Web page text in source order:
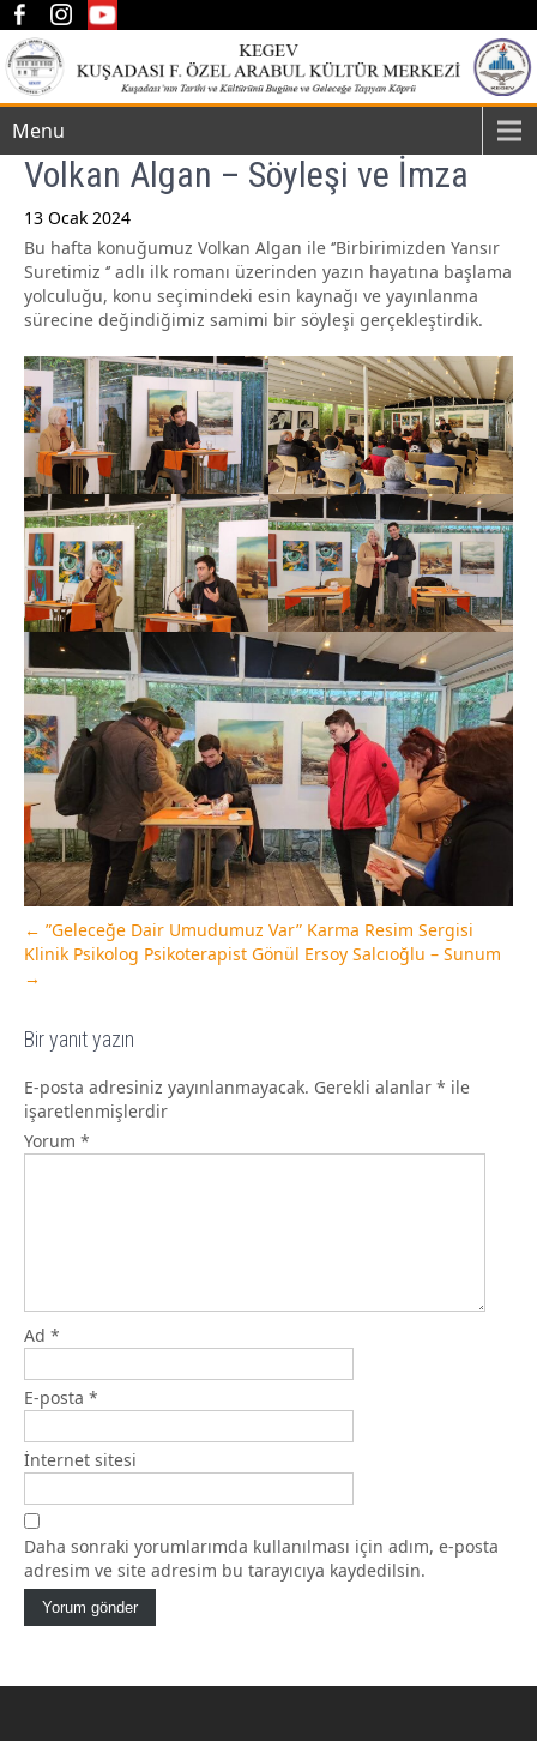
Menu
Volkan Algan – Söyleşi ve İmza
13 Ocak 2024
Bu hafta konuğumuz Volkan Algan ile ‘’Birbirimizden Yansır
Suretimiz ‘’ adlı ilk romanı üzerinden yazın hayatına başlama
yolculuğu, konu seçimindeki esin kaynağı ve yayınlanma
sürecine değindiğimiz samimi bir söyleşi gerçekleştirdik.
Post
navigation
← ”Geleceğe Dair Umudumuz Var” Karma Resim Sergisi
Klinik Psikolog Psikoterapist Gönül Ersoy Salcıoğlu – Sunum
→
Bir yanıt yazın
E-posta adresiniz yayınlanmayacak. Gerekli alanlar * ile
işaretlenmişlerdir
Yorum *
Ad *
E-posta *
İnternet sitesi
Daha sonraki yorumlarımda kullanılması için adım, e-posta
adresim ve site adresim bu tarayıcıya kaydedilsin.